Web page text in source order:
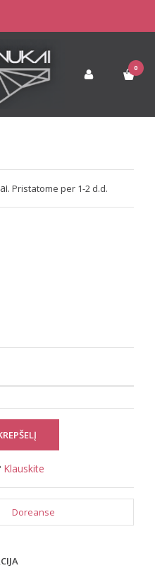
0
VYRIŠKI
Pristatome per 1-2 d.d.
Klauskite
Doreanse